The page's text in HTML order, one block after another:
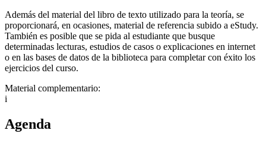
Además del material del libro de texto utilizado para la teoría, se
proporcionará, en ocasiones, material de referencia subido a eStudy.
También es posible que se pida al estudiante que busque
determinadas lecturas, estudios de casos o explicaciones en internet
o en las bases de datos de la biblioteca para completar con éxito los
ejercicios del curso.
Material complementario:
i
Agenda